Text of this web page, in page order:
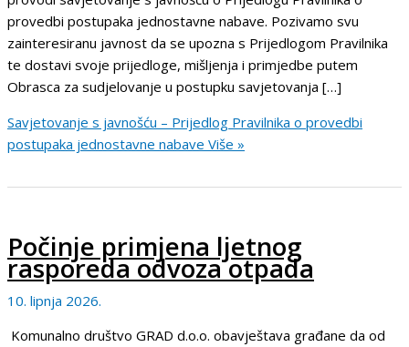
provedbi postupaka jednostavne nabave. Pozivamo svu
zainteresiranu javnost da se upozna s Prijedlogom Pravilnika
te dostavi svoje prijedloge, mišljenja i primjedbe putem
Obrasca za sudjelovanje u postupku savjetovanja […]
Savjetovanje s javnošću – Prijedlog Pravilnika o provedbi
postupaka jednostavne nabave Više »
Počinje primjena ljetnog
rasporeda odvoza otpada
10. lipnja 2026.
Komunalno društvo GRAD d.o.o. obavještava građane da od